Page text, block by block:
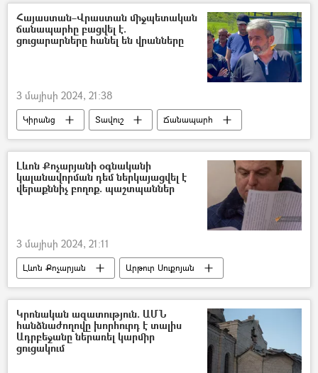
Նիկոլ Փաշինյան
Իլհամ Ալիև
5 րոպե Դուլյանի հետ
Հայաստան–Վրաստան միջպետական
ճանապարհը բացվել է.
ցուցարարները հանել են վրանները
3 մայիսի 2024, 21:38
Կիրանց Տավուշ
Ճանապարհ
Հայաստան
Վրաստանի Հանրապետություն
Բողոքի ակցիա
Լևոն Քոչարյանի օգնականի
կալանավորման դեմ ներկայացվել է
վերաքննիչ բողոք. պաշտպաններ
3 մայիսի 2024, 21:11
Լևոն Քոչարյան
Արթուր Սուքոյան
կալանք
Էրիկ Ալեքսանյան
Կրոնական ազատություն. ԱՄՆ
հանձնաժողովը խորհուրդ է տալիս
Ադրբեջանը ներառել կարմիր
ցուցակում